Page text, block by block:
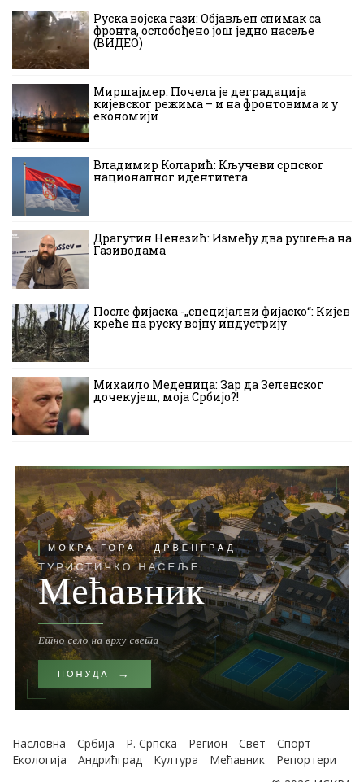
Руска војска гази: Објављен снимак са
фронта, ослобођено још једно насеље
(ВИДЕО)
Миршајмер: Почела је деградација
кијевског режима – и на фронтовима и у
економији
Владимир Коларић: Кључеви српског
националног идентитета
Драгутин Ненезић: Између два рушења на
Газиводама
После фијаска -„специјални фијаско“: Кијев
креће на руску војну индустрију
Михаило Меденица: Зар да Зеленског
дочекујеш, моја Србијо?!
Насловна Србија Р. Српска Регион Свет
Спорт
Екологија
Андрићград Култура Мећавник
Репортери